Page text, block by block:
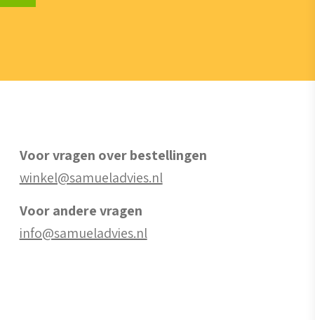
Voor vragen over bestellingen
winkel@samueladvies.nl
Voor andere vragen
info@samueladvies.nl